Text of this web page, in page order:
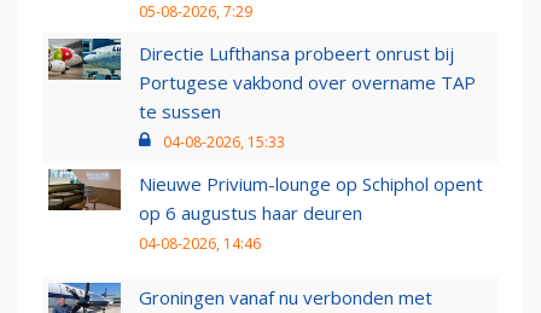
05-08-2026, 7:29
Directie Lufthansa probeert onrust bij
Portugese vakbond over overname TAP
te sussen
04-08-2026, 15:33
Nieuwe Privium-lounge op Schiphol opent
op 6 augustus haar deuren
04-08-2026, 14:46
Groningen vanaf nu verbonden met